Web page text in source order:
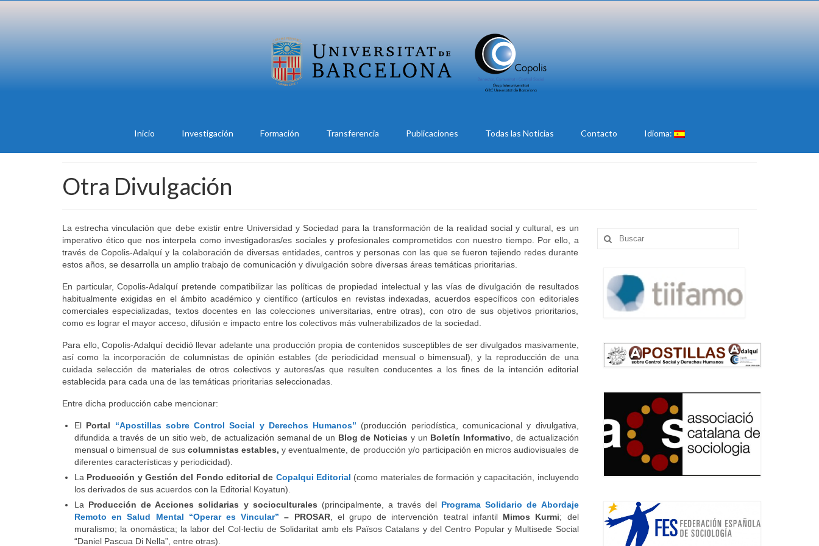
Inicio Investigación Formación Transferencia Publicaciones Todas las Noticias Contacto Idioma:
Otra Divulgación
La estrecha vinculación que debe existir entre Universidad y Sociedad para la transformación de la realidad social y cultural, es un
imperativo ético que nos interpela como investigadoras/es sociales y profesionales comprometidos con nuestro tiempo. Por ello, a
través de Copolis-Adalquí y la colaboración de diversas entidades, centros y personas con las que se fueron tejiendo redes durante
estos años, se desarrolla un amplio trabajo de comunicación y divulgación sobre diversas áreas temáticas prioritarias.
En particular, Copolis-Adalquí pretende compatibilizar las políticas de propiedad intelectual y las vías de divulgación de resultados
habitualmente exigidas en el ámbito académico y científico (artículos en revistas indexadas, acuerdos específicos con editoriales
comerciales especializadas, textos docentes en las colecciones universitarias, entre otras), con otro de sus objetivos prioritarios,
como es lograr el mayor acceso, difusión e impacto entre los colectivos más vulnerabilizados de la sociedad.
Para ello, Copolis-Adalquí decidió llevar adelante una producción propia de contenidos susceptibles de ser divulgados masivamente,
así como la incorporación de columnistas de opinión estables (de periodicidad mensual o bimensual), y la reproducción de una
cuidada selección de materiales de otros colectivos y autores/as que resulten conducentes a los fines de la intención editorial
establecida para cada una de las temáticas prioritarias seleccionadas.
Entre dicha producción cabe mencionar:
El Portal “Apostillas sobre Control Social y Derechos Humanos” (producción periodística, comunicacional y divulgativa,
difundida a través de un sitio web, de actualización semanal de un Blog de Noticias y un Boletín Informativo , de actualización
mensual o bimensual de sus columnistas estables,y eventualmente, de producción y/o participación en micros audiovisuales de
diferentes características y periodicidad).
La Producción y Gestión del Fondo editorial de Copalqui Editorial (como materiales de formación y capacitación, incluyendo
los derivados de sus acuerdos con la Editorial Koyatun).
La Producción de Acciones solidarias y socioculturales (principalmente, a través del Programa Solidario de Abordaje
Remoto en Salud Mental “Operar es Vincular” – PROSAR, el grupo de intervención teatral infantil Mimos Kurmi; del
muralismo; la onomástica; la labor del Col·lectiu de Solidaritat amb els Països Catalans y del Centro Popular y Multisede Social
“Daniel Pascua Di Nella”, entre otras).
Buscar
por: